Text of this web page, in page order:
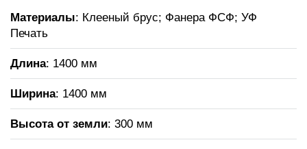
Материалы: Клееный брус; Фанера ФСФ; УФ
Печать
Длина: 1400 мм
Ширина: 1400 мм
Высота от земли: 300 мм